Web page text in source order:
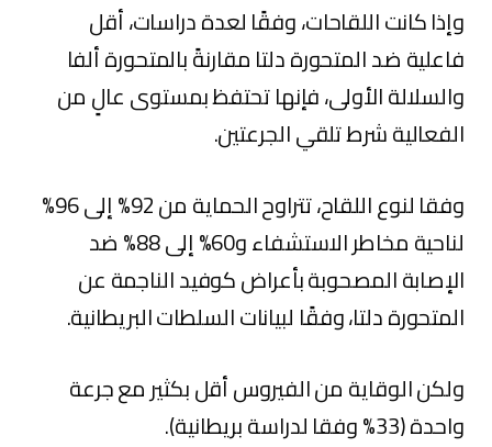
وإذا كانت اللقاحات، وفقًا لعدة دراسات، أقل
فاعلية ضد المتحورة دلتا مقارنةً بالمتحورة ألفا
والسلالة الأولى، فإنها تحتفظ بمستوى عالٍ من
الفعالية شرط تلقي الجرعتين.
وفقا لنوع اللقاح، تتراوح الحماية من 92% إلى 96%
لناحية مخاطر الاستشفاء و60% إلى 88% ضد
الإصابة المصحوبة بأعراض كوفيد الناجمة عن
المتحورة دلتا، وفقًا لبيانات السلطات البريطانية.
ولكن الوقاية من الفيروس أقل بكثير مع جرعة
واحدة (33% وفقا لدراسة بريطانية).